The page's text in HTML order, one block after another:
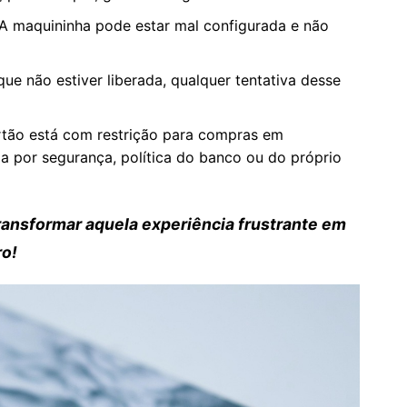
maquininha pode estar mal configurada e não
não estiver liberada, qualquer tentativa desse
está com restrição para compras em
por segurança, política do banco ou do próprio
aquela experiência frustrante em